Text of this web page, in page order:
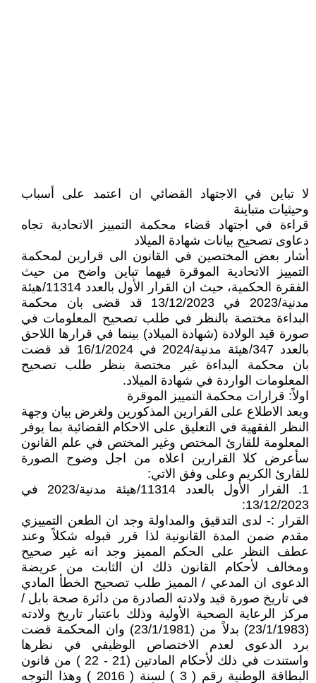
لا تباين في الاجتهاد القضائي ان اعتمد على أسباب
وحيثيات متباينة
قراءة في اجتهاد قضاء محكمة التمييز الاتحادية تجاه
دعاوى تصحيح بيانات شهادة الميلاد
أشار بعض المختصين في القانون الى قرارين لمحكمة
التمييز الاتحادية الموقرة فيهما تباين واضح من حيث
الفقرة الحكمية، حيث ان القرار الأول بالعدد 11314/هيئة
مدنية/2023 في 13/12/2023 قد قضى بان محكمة
البداءة مختصة بالنظر في طلب تصحيح المعلومات في
صورة قيد الولادة (شهادة الميلاد) بينما في قرارها اللاحق
بالعدد 347/هيئة مدنية/2024 في 16/1/2024 قد قضت
بان محكمة البداءة غير مختصة بنظر طلب تصحيح
المعلومات الواردة في شهادة الميلاد.
اولاً: قرارات محكمة التمييز الموقرة
وبعد الاطلاع على القرارين المذكورين ولغرض بيان وجهة
النظر الفقهية في التعليق على الاحكام القضائية بما يوفر
المعلومة للقارئ المختص وغير المختص في علم القانون
سأعرض كلا القرارين اعلاه من اجل وضوح الصورة
للقارئ الكريم وعلى وفق الاتي:
1. القرار الأول بالعدد 11314/هيئة مدنية/2023 في
13/12/2023:
القرار :- لدى التدقيق والمداولة وجد ان الطعن التمييزي
مقدم ضمن المدة القانونية لذا قرر قبوله شكلاً وعند
عطف النظر على الحكم المميز وجد انه غير صحيح
ومخالف لأحكام القانون ذلك ان الثابت من عريضة
الدعوى ان المدعي / المميز طلب تصحيح الخطأ المادي
في تاريخ صورة قيد ولادته الصادرة من دائرة صحة بابل /
مركز الرعاية الصحية الأولية وذلك باعتبار تاريخ ولادته
(23/1/1983) بدلاً من (23/1/1981) وان المحكمة قضت
برد الدعوى لعدم الاختصاص الوظيفي في نظرها
واستندت في ذلك لأحكام المادتين (21 - 22 ) من قانون
البطاقة الوطنية رقم ( 3 ) لسنة ( 2016 ) وهذا التوجه